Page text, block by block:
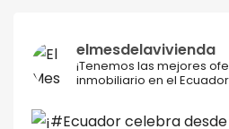
elmesdelavivienda
¡Tenemos las mejores
inmobiliario en el